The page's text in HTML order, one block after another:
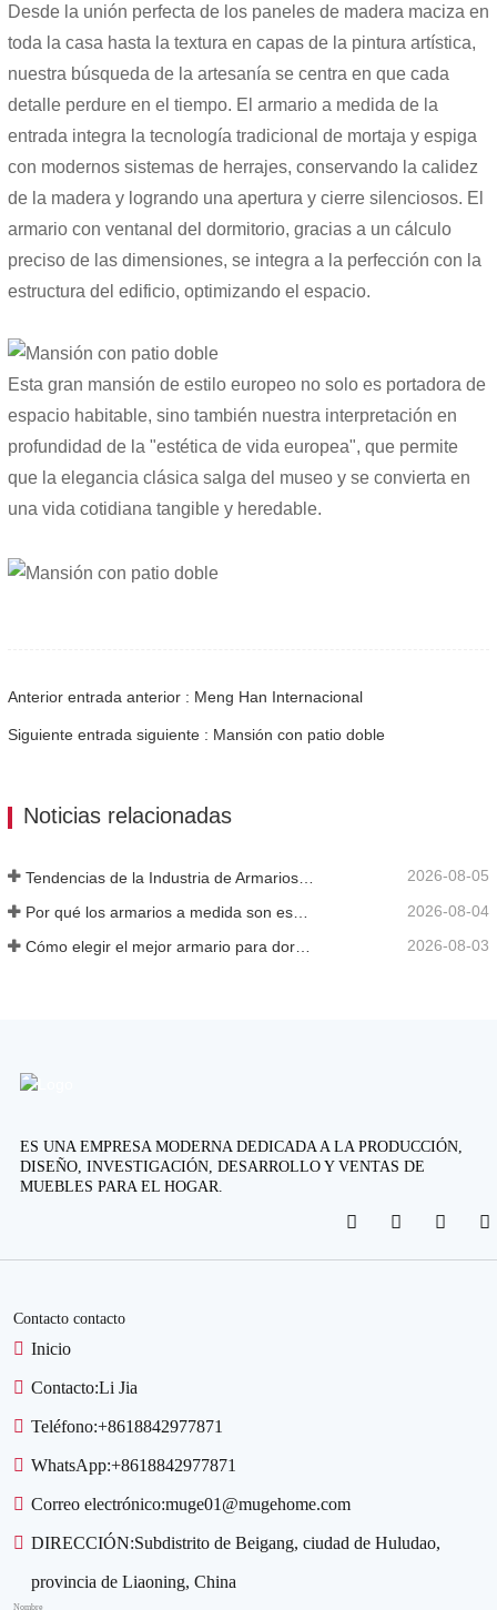
Desde la unión perfecta de los paneles de madera maciza en
toda la casa hasta la textura en capas de la pintura artística,
nuestra búsqueda de la artesanía se centra en que cada
detalle perdure en el tiempo. El armario a medida de la
entrada integra la tecnología tradicional de mortaja y espiga
con modernos sistemas de herrajes, conservando la calidez
de la madera y logrando una apertura y cierre silenciosos. El
armario con ventanal del dormitorio, gracias a un cálculo
preciso de las dimensiones, se integra a la perfección con la
estructura del edificio, optimizando el espacio.
Esta gran mansión de estilo europeo no solo es portadora de
espacio habitable, sino también nuestra interpretación en
profundidad de la "estética de vida europea", que permite
que la elegancia clásica salga del museo y se convierta en
una vida cotidiana tangible y heredable.
Anterior entrada anterior : Meng Han Internacional
Siguiente entrada siguiente : Mansión con patio doble
Noticias relacionadas
2026-08-05
2026-08-04
2026-08-03
ES UNA EMPRESA MODERNA DEDICADA A LA PRODUCCIÓN,
DISEÑO, INVESTIGACIÓN, DESARROLLO Y VENTAS DE
MUEBLES PARA EL HOGAR.
Contacto contacto
Inicio
Contacto:Li Jia
Teléfono:+8618842977871
WhatsApp:+8618842977871
Correo electrónico:muge01@mugehome.com
DIRECCIÓN:Subdistrito de Beigang, ciudad de Huludao,
provincia de Liaoning, China
Nombre